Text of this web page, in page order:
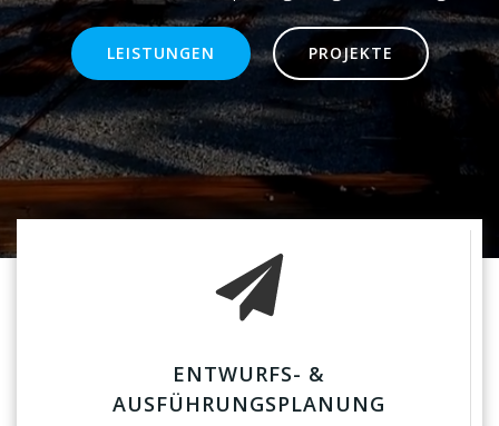
LEISTUNGEN PROJEKTE
ENTWURFS- &
AUSFÜHRUNGSPLANUNG